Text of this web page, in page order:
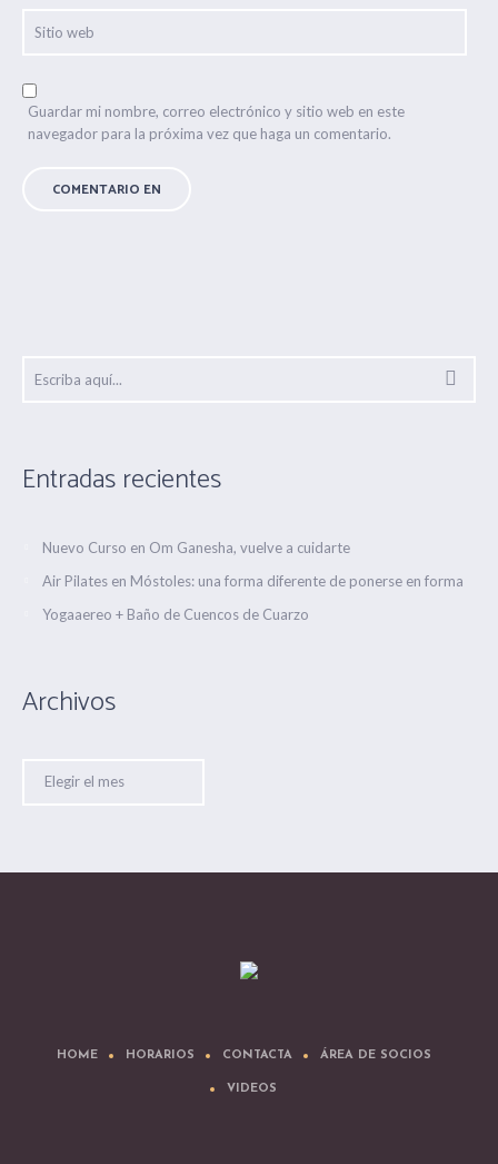
Guardar mi nombre, correo electrónico y sitio web en este
navegador para la próxima vez que haga un comentario.
Entradas recientes
Nuevo Curso en Om Ganesha, vuelve a cuidarte
Air Pilates en Móstoles: una forma diferente de ponerse en forma
Yogaaereo + Baño de Cuencos de Cuarzo
Archivos
HOME HORARIOS CONTACTA ÁREA DE SOCIOS
VIDEOS